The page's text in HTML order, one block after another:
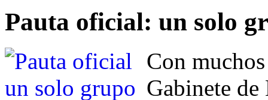
Pauta oficial: un solo
Con
Gabinete